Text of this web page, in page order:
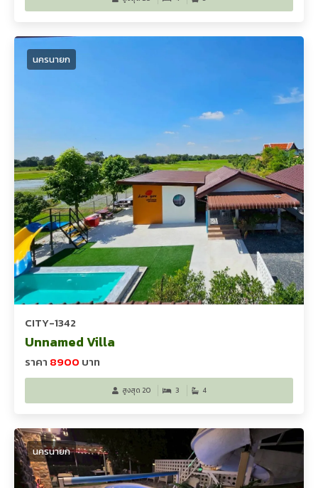
นครนายก
CITY-1342
Unnamed Villa
ราคา 8900 บาท
สูงสุด 20 3 4
นครนายก